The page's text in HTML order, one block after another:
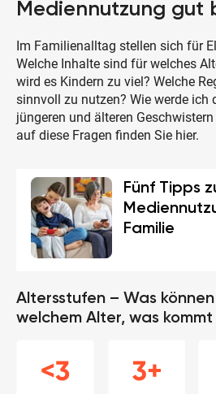
Mediennutzung gut
Im Familienalltag stellen sich für
Welche Inhalte sind für welches
wird es Kindern zu viel? Welche
sinnvoll zu nutzen? Wie werde ich
jüngeren und älteren
auf diese Fragen finden Sie hier.
Fünf Tipps
Familie
Altersstufen – Was
welchem Alter, was